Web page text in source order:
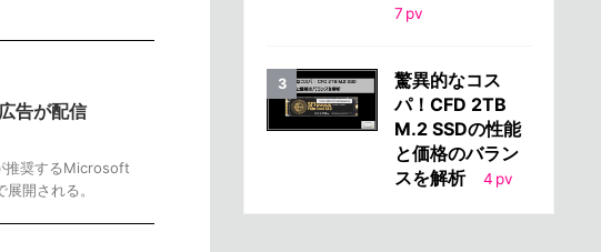
告が配信
推奨するMicrosoft
開される。
7 pv
驚異的なコス
パ！CFD 2TB
M.2 SSDの性能
と価格のバラン
スを解析
4 pv